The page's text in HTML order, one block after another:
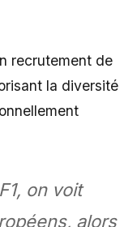
recrutement de
la diversité
on voit
alors